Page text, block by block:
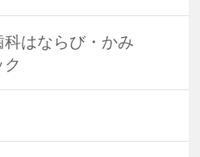
科はならび・かみ